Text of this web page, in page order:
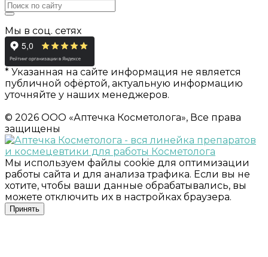
Мы в соц. сетях
* Указанная на сайте информация не является
публичной офёртой, актуальную информацию
уточняйте у наших менеджеров.
© 2026 ООО «Аптечка Косметолога», Все права
защищены
Мы используем файлы cookie для оптимизации
работы сайта и для анализа трафика. Если вы не
хотите, чтобы ваши данные обрабатывались, вы
можете отключить их в настройках браузера.
Принять